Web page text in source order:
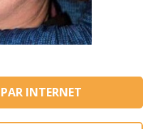
INTERNET